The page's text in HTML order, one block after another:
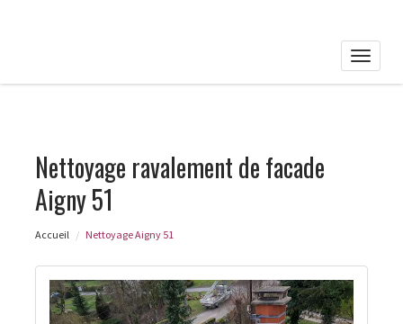
Toggle
Nettoyage ravalement de facade
Aigny 51
Accueil Nettoyage Aigny 51